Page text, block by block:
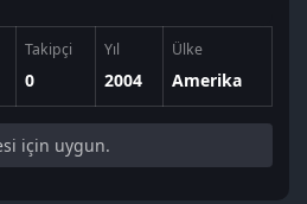
Takipçi
0
Yıl
2004
Ülke
Amerika
için uygun.